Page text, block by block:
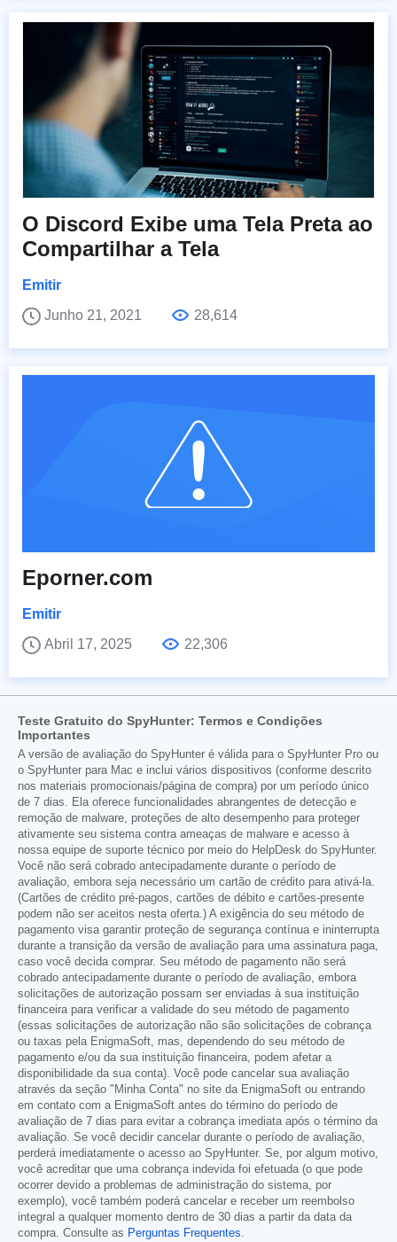
O Discord Exibe uma Tela Preta ao
Compartilhar a Tela
Emitir
Junho 21, 2021
28,614
Eporner.com
Emitir
Abril 17, 2025
22,306
Teste Gratuito do SpyHunter: Termos e Condições
Importantes
A versão de avaliação do SpyHunter é válida para o SpyHunter Pro ou
o SpyHunter para Mac e inclui vários dispositivos (conforme descrito
nos materiais promocionais/página de compra) por um período único
de 7 dias. Ela oferece funcionalidades abrangentes de detecção e
remoção de malware, proteções de alto desempenho para proteger
ativamente seu sistema contra ameaças de malware e acesso à
nossa equipe de suporte técnico por meio do HelpDesk do SpyHunter.
Você não será cobrado antecipadamente durante o período de
avaliação, embora seja necessário um cartão de crédito para ativá-la.
(Cartões de crédito pré-pagos, cartões de débito e cartões-presente
podem não ser aceitos nesta oferta.) A exigência do seu método de
pagamento visa garantir proteção de segurança contínua e ininterrupta
durante a transição da versão de avaliação para uma assinatura paga,
caso você decida comprar. Seu método de pagamento não será
cobrado antecipadamente durante o período de avaliação, embora
solicitações de autorização possam ser enviadas à sua instituição
financeira para verificar a validade do seu método de pagamento
(essas solicitações de autorização não são solicitações de cobrança
ou taxas pela EnigmaSoft, mas, dependendo do seu método de
pagamento e/ou da sua instituição financeira, podem afetar a
disponibilidade da sua conta). Você pode cancelar sua avaliação
através da seção "Minha Conta" no site da EnigmaSoft ou entrando
em contato com a EnigmaSoft antes do término do período de
avaliação de 7 dias para evitar a cobrança imediata após o término da
avaliação. Se você decidir cancelar durante o período de avaliação,
perderá imediatamente o acesso ao SpyHunter. Se, por algum motivo,
você acreditar que uma cobrança indevida foi efetuada (o que pode
ocorrer devido a problemas de administração do sistema, por
exemplo), você também poderá cancelar e receber um reembolso
integral a qualquer momento dentro de 30 dias a partir da data da
compra. Consulte as Perguntas Frequentes